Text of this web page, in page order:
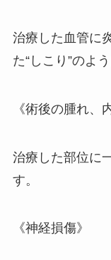
治療した血管に
た“しこり”のよ
《術後の腫れ、
治療した部位に
す。
《神経損傷》